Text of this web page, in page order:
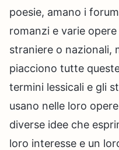
poesie, amano i
romanzi e varie
straniere o nazionali,
piacciono tutte
termini lessicali e gli
usano nelle loro
diverse idee che
loro interesse e un